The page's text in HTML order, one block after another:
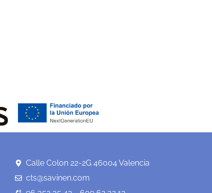
Calle Colon 22-2G 46004 Valencia
cts@savinen.com